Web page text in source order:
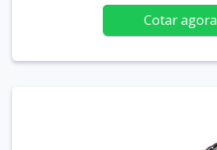
Cotar agora